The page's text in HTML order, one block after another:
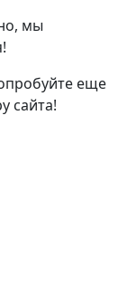
мы
еще
сайта!